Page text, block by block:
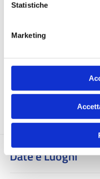
Statistiche
Marketing
Lombardia” è finanziato
Complementare di azione e
«Inclusione 2014-2020».
Ente Capofila del progetto:
Anci
Date e Luoghi